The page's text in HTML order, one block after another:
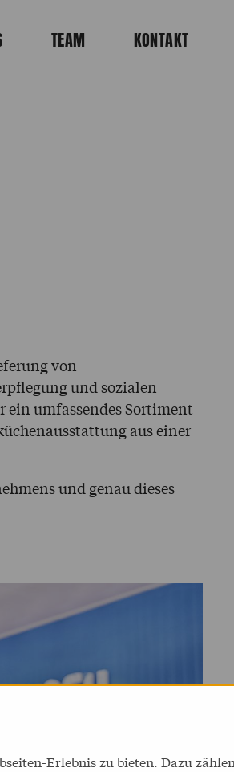
TEAM KONTAKT
von
und sozialen
umfassendes Sortiment
aus einer
und genau dieses
Erlebnis zu bieten. Dazu